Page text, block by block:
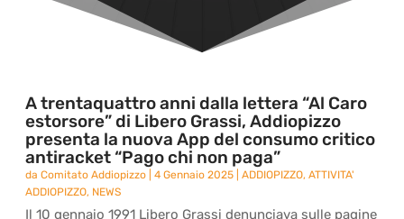
A trentaquattro anni dalla lettera “Al Caro
estorsore” di Libero Grassi, Addiopizzo
presenta la nuova App del consumo critico
antiracket “Pago chi non paga”
daComitato Addiopizzo |4 Gennaio 2025 |ADDIOPIZZO,ATTIVITA'
ADDIOPIZZO, NEWS
Il 10 gennaio 1991 Libero Grassi denunciava sulle pagine